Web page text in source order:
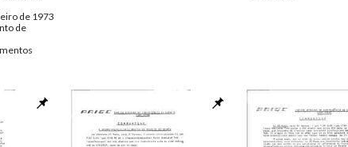
de 1973
de